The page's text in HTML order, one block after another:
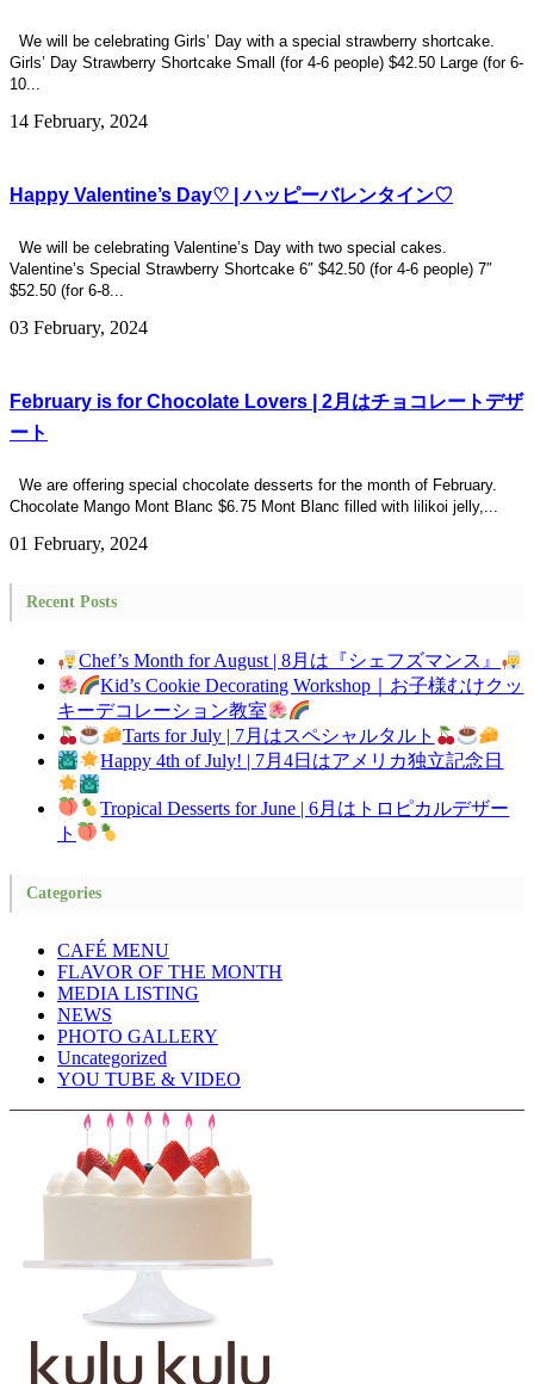
We will be celebrating Girls’ Day with a special strawberry shortcake.
Girls’ Day Strawberry Shortcake Small (for 4-6 people) $42.50 Large (for 6-
10...
14 February, 2024
Happy Valentine’s Day♡ | ハッピーバレンタイン♡
We will be celebrating Valentine’s Day with two special cakes.
Valentine’s Special Strawberry Shortcake 6″ $42.50 (for 4-6 people) 7″
$52.50 (for 6-8...
03 February, 2024
February is for Chocolate Lovers | 2月はチョコレートデザ
ート
We are offering special chocolate desserts for the month of February.
Chocolate Mango Mont Blanc $6.75 Mont Blanc filled with lilikoi jelly,...
01 February, 2024
Recent Posts
Chef’s Month for August | 8月は『シェフズマンス』
Kid’s Cookie Decorating Workshop｜お子様むけクッ
キーデコレーション教室
Tarts for July | 7月はスペシャルタルト
Happy 4th of July! | 7月4日はアメリカ独立記念日
Tropical Desserts for June | 6月はトロピカルデザー
ト
Categories
CAFÉ MENU
FLAVOR OF THE MONTH
MEDIA LISTING
NEWS
PHOTO GALLERY
Uncategorized
YOU TUBE & VIDEO